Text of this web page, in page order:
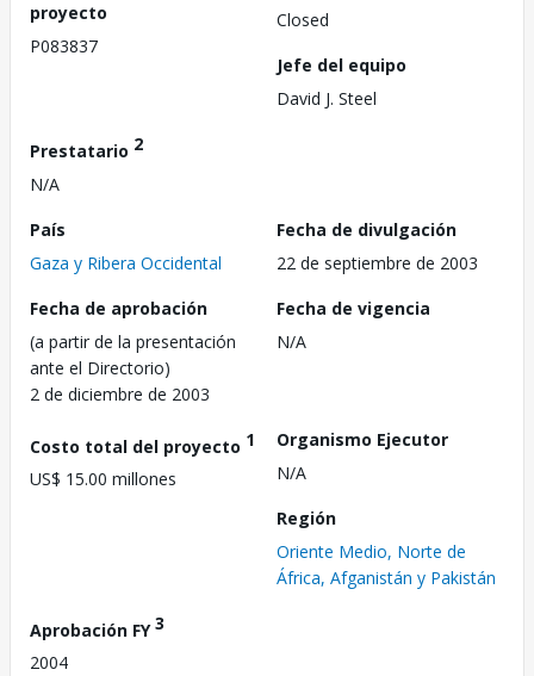
proyecto
P083837
Closed
Jefe del equipo
David J. Steel
Prestatario 2
N/A
País
Gaza y Ribera Occidental
Fecha de divulgación
22 de septiembre de 2003
Fecha de aprobación
(a partir de la presentación
ante el Directorio)
2 de diciembre de 2003
Fecha de vigencia
N/A
Costo total del proyecto 1
US$ 15.00 millones
Organismo Ejecutor
N/A
Región
Oriente Medio, Norte de
África, Afganistán y Pakistán
Aprobación FY3
2004